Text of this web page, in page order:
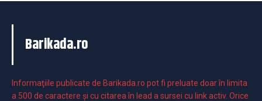
Barikada.ro
Informaţiile publicate de Barikada.ro pot fi preluate doar în limita
a 500 de caractere şi cu citarea în lead a sursei cu link activ. Orice